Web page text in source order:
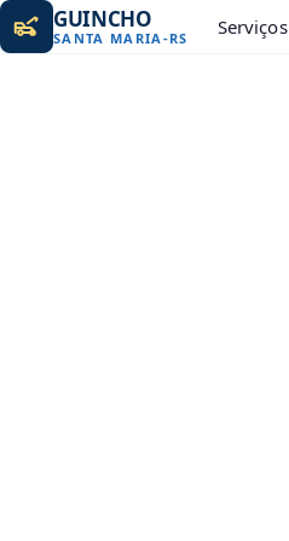
GUINCHO
SANTA MARIA-RS Serviços